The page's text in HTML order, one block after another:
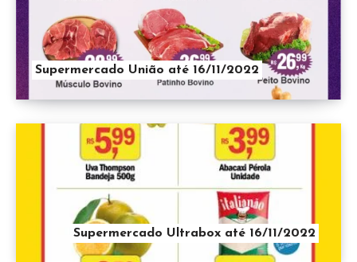
Supermercado União até 16/11/2022
Supermercado Ultrabox até 16/11/2022